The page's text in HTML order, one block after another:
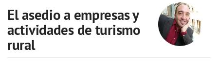
El asedio a empresas y
actividades de turismo
rural